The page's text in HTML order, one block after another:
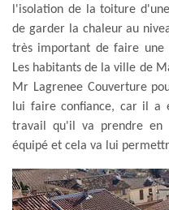
l'isolation de la toiture
de garder la chaleur au
très important de faire
Les habitants de la ville de
Mr Lagrenee Couverture
lui faire confiance, car il a
travail qu'il va prendre en
équipé et cela va lui